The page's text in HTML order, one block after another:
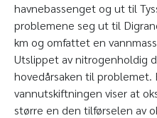
havnebassenget og ut til
problemene seg ut til
km og omfattet en
Utslippet av nitrogenholdig
hovedårsaken til problemet.
vannutskiftningen viser at
større en den tilførselen av